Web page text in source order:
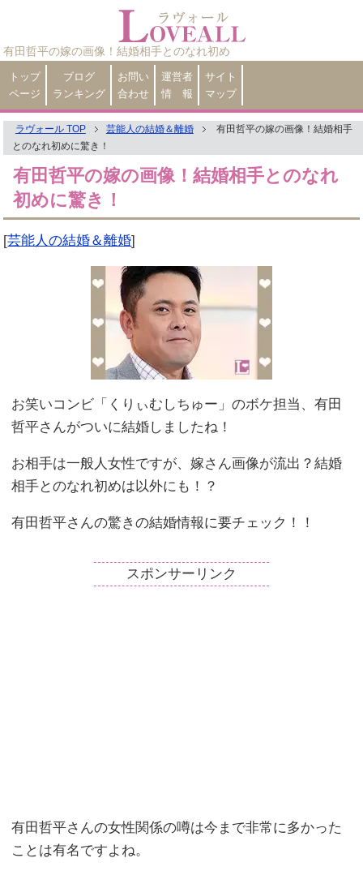
有田哲平の嫁の画像！結婚相手とのなれ初め
トップ
ページ
ブログ
ランキング
お問い
合わせ
運営者
情 報
サイト
マップ
ラヴォール TOP 芸能人の結婚＆離婚
有田哲平の嫁の画像！結婚相手
とのなれ初めに驚き！
有田哲平の嫁の画像！結婚相手とのなれ
初めに驚き！
[芸能人の結婚＆離婚]
お笑いコンビ「くりぃむしちゅー」のボケ担当、有田
哲平さんがついに結婚しましたね！
お相手は一般人女性ですが、嫁さん画像が流出？結婚
相手とのなれ初めは以外にも！？
有田哲平さんの驚きの結婚情報に要チェック！！
スポンサーリンク
有田哲平さんの女性関係の噂は今まで非常に多かった
ことは有名ですよね。